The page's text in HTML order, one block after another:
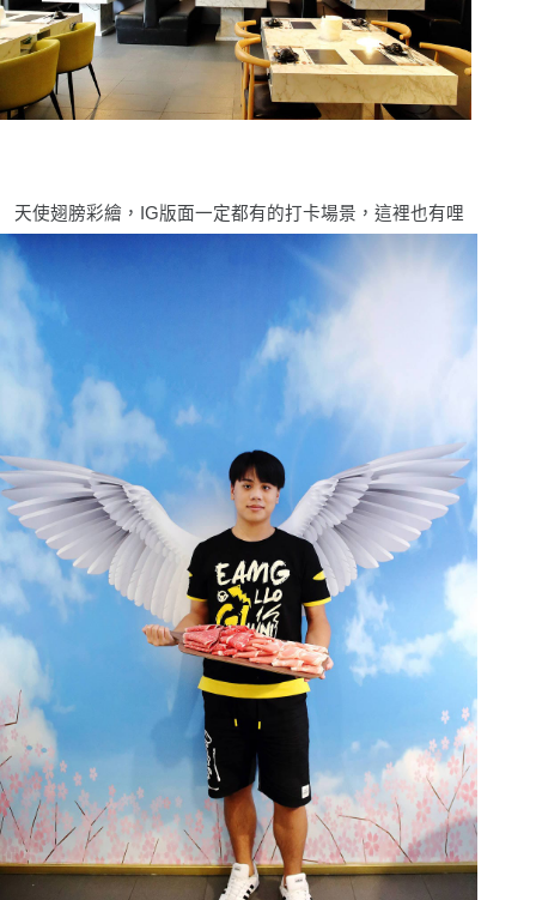
天使翅膀彩繪，IG版面一定都有的打卡場景，這裡也有哩